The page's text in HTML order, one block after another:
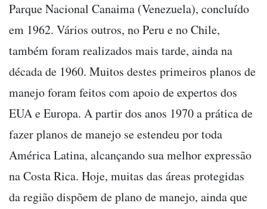
Parque Nacional Canaima (Venezuela), concluído
em 1962. Vários outros, no Peru e no Chile,
também foram realizados mais tarde, ainda na
década de 1960. Muitos destes primeiros planos de
manejo foram feitos com apoio de expertos dos
EUA e Europa. A partir dos anos 1970 a prática de
fazer planos de manejo se estendeu por toda
América Latina, alcançando sua melhor expressão
na Costa Rica. Hoje, muitas das áreas protegidas
da região dispõem de plano de manejo, ainda que